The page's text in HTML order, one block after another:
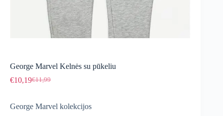
George Marvel Kelnės su pūkeliu
€11,99
Original
€11,99.
€10,19Current
€10,19.
George Marvel kolekcijos